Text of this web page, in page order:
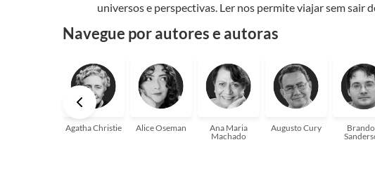
universos e perspectivas. Ler nos permite viajar sem sair
aqui para ajudar a
Navegue por autores e autoras
Agatha Christie Alice Oseman
Ana Maria
Machado
Augusto Cury